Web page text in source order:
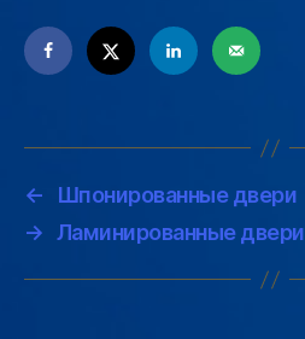
←
Шпонированные двери
→ Ламинированные двери